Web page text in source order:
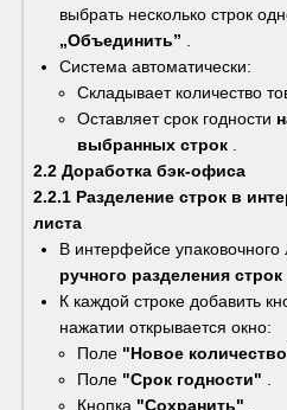
„Объединить”
Система автоматически:
Складывает количество
Оставляет срок годности
выбранных строк
2.2 Доработка бэк-офиса
2.2.1 Разделение строк в
листа
ручного разделения строк
К каждой строке добавить
нажатии открывается окно:
Поле "Новое
Поле "Срок годности"
Кнопка "Сохранить"